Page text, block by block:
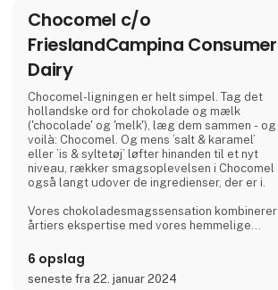
og på farten eller dejlig lun med flødeskum
på toppen. Der er en
Chocomel c/o
FrieslandCampina Consumer
Dairy
Chocomel-ligningen er helt simpel. Tag det
hollandske ord for chokolade og mælk
('chocolade' og 'melk'), læg dem sammen - og
voilà: Chocomel. Og mens ’salt & karamel’
eller ’is & syltetøj’ løfter hinanden til et nyt
niveau, rækker smagsoplevelsen i Chocomel
også langt udover de ingredienser, der er i.
Vores chokoladesmagssensation kombinerer
årtiers ekspertise med vores hemmelige
uimodståelig cremet, rig, blød og
uforglemmelig, chokoladeagtig smag.
6 opslag
seneste fra 22. januar 2024